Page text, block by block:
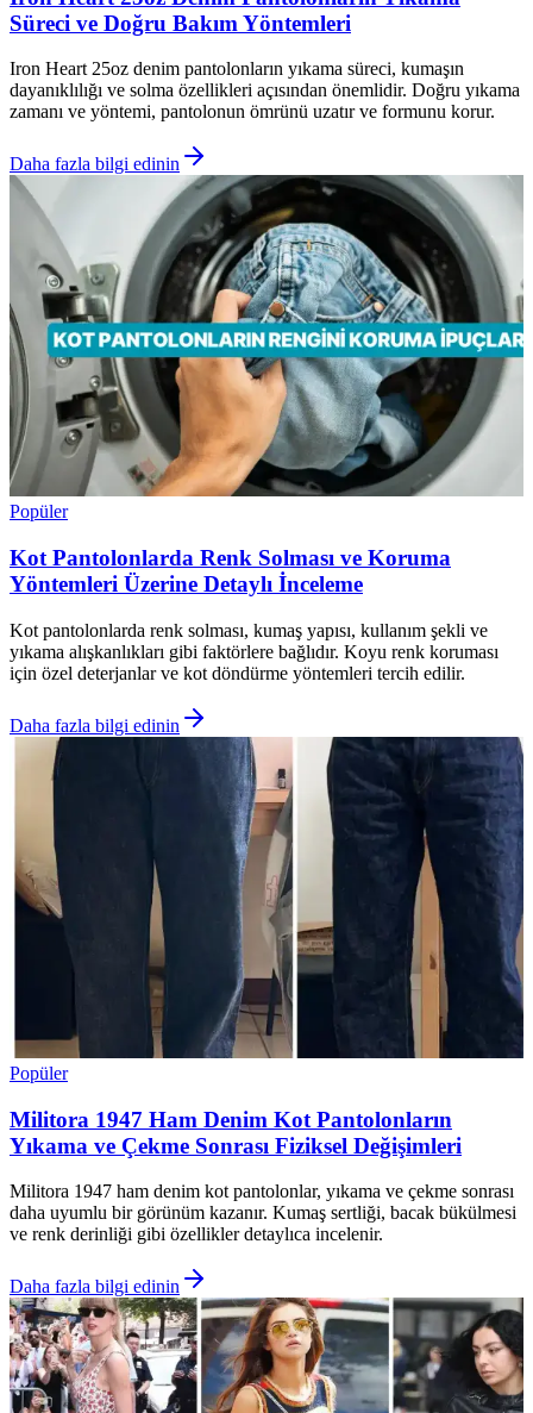
Süreci ve Doğru Bakım Yöntemleri
Iron Heart 25oz denim pantolonların yıkama süreci, kumaşın
dayanıklılığı ve solma özellikleri açısından önemlidir. Doğru yıkama
zamanı ve yöntemi, pantolonun ömrünü uzatır ve formunu korur.
Daha fazla bilgi edinin
Popüler
Kot Pantolonlarda Renk Solması ve Koruma
Yöntemleri Üzerine Detaylı İnceleme
Kot pantolonlarda renk solması, kumaş yapısı, kullanım şekli ve
yıkama alışkanlıkları gibi faktörlere bağlıdır. Koyu renk koruması
için özel deterjanlar ve kot döndürme yöntemleri tercih edilir.
Daha fazla bilgi edinin
Popüler
Militora 1947 Ham Denim Kot Pantolonların
Yıkama ve Çekme Sonrası Fiziksel Değişimleri
Militora 1947 ham denim kot pantolonlar, yıkama ve çekme sonrası
daha uyumlu bir görünüm kazanır. Kumaş sertliği, bacak bükülmesi
ve renk derinliği gibi özellikler detaylıca incelenir.
Daha fazla bilgi edinin